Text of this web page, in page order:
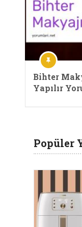
Bihter
Yapılır
Popüler